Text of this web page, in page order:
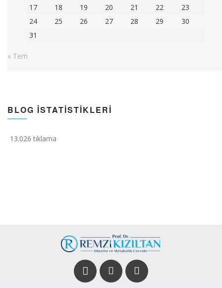
17
18 19 20 21 22
23
24
25 26 27 28 29
30
31
« Tem
BLOG İSTATISTIKLERI
13.026 tıklama